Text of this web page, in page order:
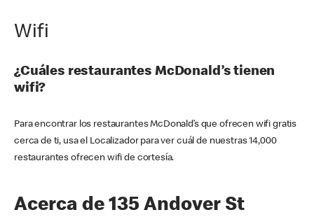
Wifi
¿Cuáles restaurantes McDonald’s tienen
wifi?
Para encontrar los restaurantes McDonald’s que ofrecen wifi gratis
cerca de ti, usa el Localizador para ver cuál de nuestras 14,000
restaurantes ofrecen wifi de cortesía.
Acerca de 135 Andover St